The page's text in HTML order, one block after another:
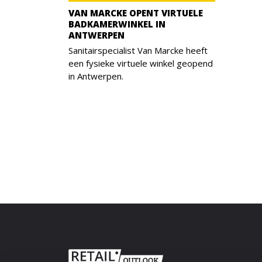
VAN MARCKE OPENT VIRTUELE
BADKAMERWINKEL IN
ANTWERPEN
Sanitairspecialist Van Marcke heeft
een fysieke virtuele winkel geopend
in Antwerpen.